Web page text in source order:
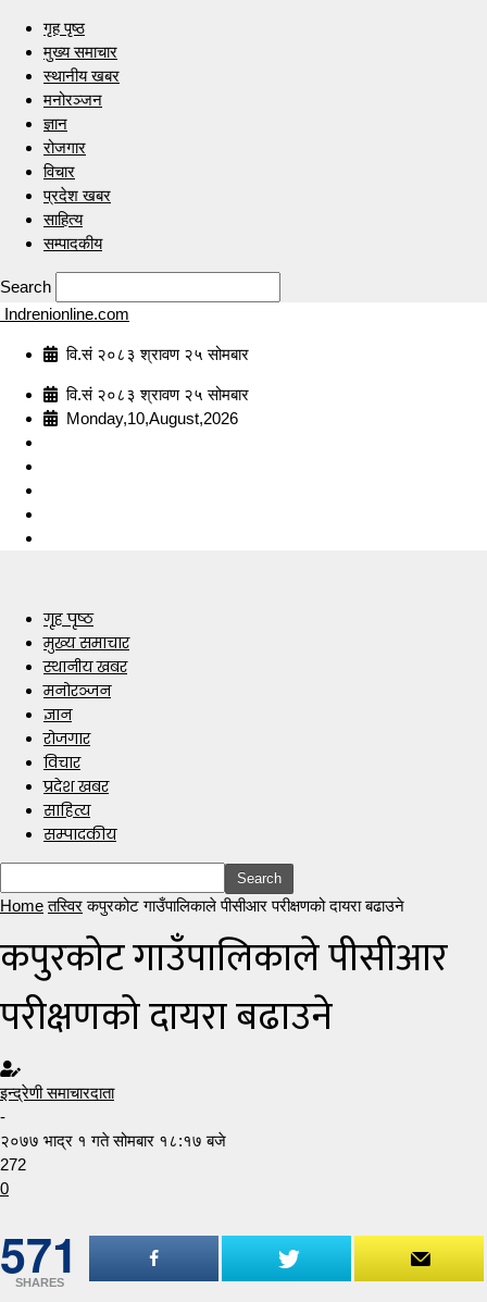
गृह पृष्ठ
मुख्य समाचार
स्थानीय खबर
मनोरञ्जन
ज्ञान
रोजगार
विचार
प्रदेश खबर
साहित्य
सम्पादकीय
Search
Indrenionline.com
वि.सं २०८३ श्रावण २५ सोमबार
वि.सं २०८३ श्रावण २५ सोमबार
Monday,10,August,2026
गृह पृष्ठ
मुख्य समाचार
स्थानीय खबर
मनोरञ्जन
ज्ञान
रोजगार
विचार
प्रदेश खबर
साहित्य
सम्पादकीय
Home तस्विर कपुरकोट गाउँपालिकाले पीसीआर परीक्षणको दायरा बढाउने
कपुरकोट गाउँपालिकाले पीसीआर
परीक्षणको दायरा बढाउने
इन्द्रेणी समाचारदाता
-
२०७७ भाद्र १ गते सोमबार १८:१७ बजे
272
0
571
SHARES